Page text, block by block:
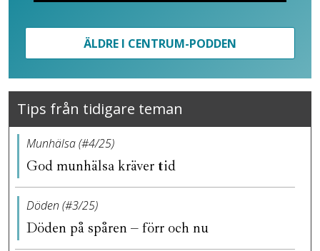
ÄLDRE I CENTRUM-PODDEN
Tips från tidigare teman
Munhälsa (#4/25)
God munhälsa kräver tid
Döden (#3/25)
Döden på spåren – förr och nu